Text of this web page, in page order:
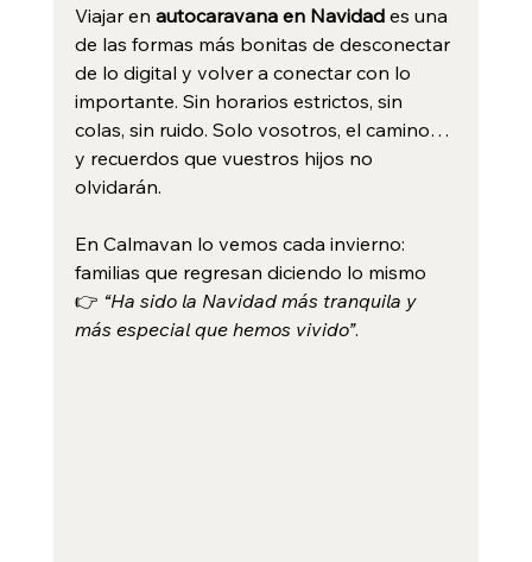
Viajar en autocaravana en Navidad es una
de las formas más bonitas de desconectar
de lo digital y volver a conectar con lo
importante. Sin horarios estrictos, sin
colas, sin ruido. Solo vosotros, el camino…
y recuerdos que vuestros hijos no
olvidarán.
En Calmavan lo vemos cada invierno:
familias que regresan diciendo lo mismo
👉 “Ha sido la Navidad más tranquila y
más especial que hemos vivido”.